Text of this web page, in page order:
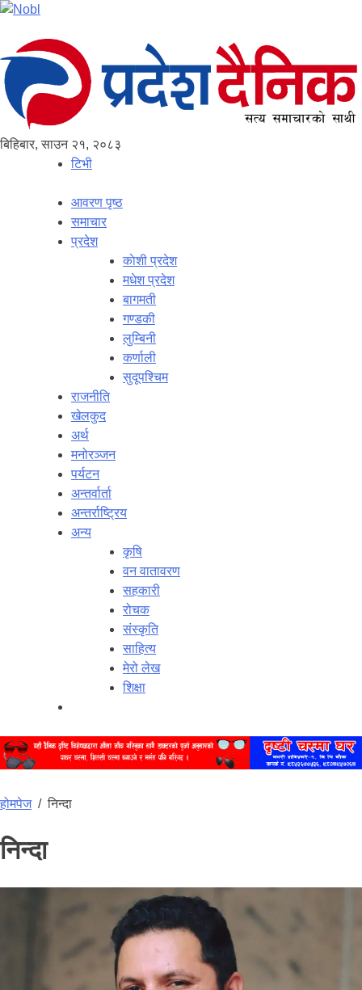
बिहिबार, साउन २१, २०८३
टिभी
आवरण पृष्‍ठ
समाचार
प्रदेश
काेशी प्रदेश
मधेश प्रदेश
बागमती
गण्डकी
लुम्बिनी
कर्णाली
सुदूपश्‍चिम
राजनीति
खेलकुद
अर्थ
मनोरञ्‍जन
पर्यटन
अन्तर्वार्ता
अन्तर्राष्‍ट्रिय
अन्य
कृषि
वन वातावरण
सहकारी
रोचक
संस्कृति
साहित्य
मेरो लेख
शिक्षा
होमपेज/निन्दा
निन्दा